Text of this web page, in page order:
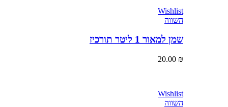
Wishlist
שמן למאור 1 ליטר תורכיז
20.00
Wishlist